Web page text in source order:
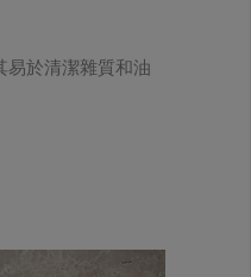
易於清潔雜質和油